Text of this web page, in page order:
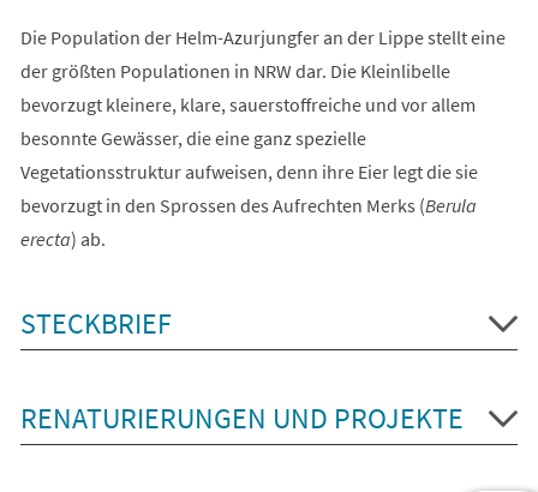
Die Population der Helm-Azurjungfer an der Lippe stellt eine
der größten Populationen in NRW dar. Die Kleinlibelle
bevorzugt kleinere, klare, sauerstoffreiche und vor allem
besonnte Gewässer, die eine ganz spezielle
Vegetationsstruktur aufweisen, denn ihre Eier legt die sie
bevorzugt in den Sprossen des Aufrechten Merks (Berula
erecta) ab.
STECKBRIEF
RENATURIERUNGEN UND PROJEKTE